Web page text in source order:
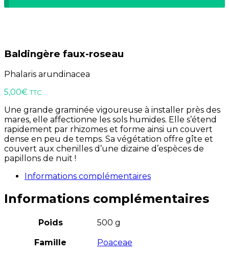
Baldingère faux-roseau
Phalaris arundinacea
5,00€ TTC
Une grande graminée vigoureuse à installer près des
mares, elle affectionne les sols humides. Elle s’étend
rapidement par rhizomes et forme ainsi un couvert
dense en peu de temps. Sa végétation offre gîte et
couvert aux chenilles d’une dizaine d’espèces de
papillons de nuit !
Informations complémentaires
Informations complémentaires
Poids 500 g
Famille Poaceae